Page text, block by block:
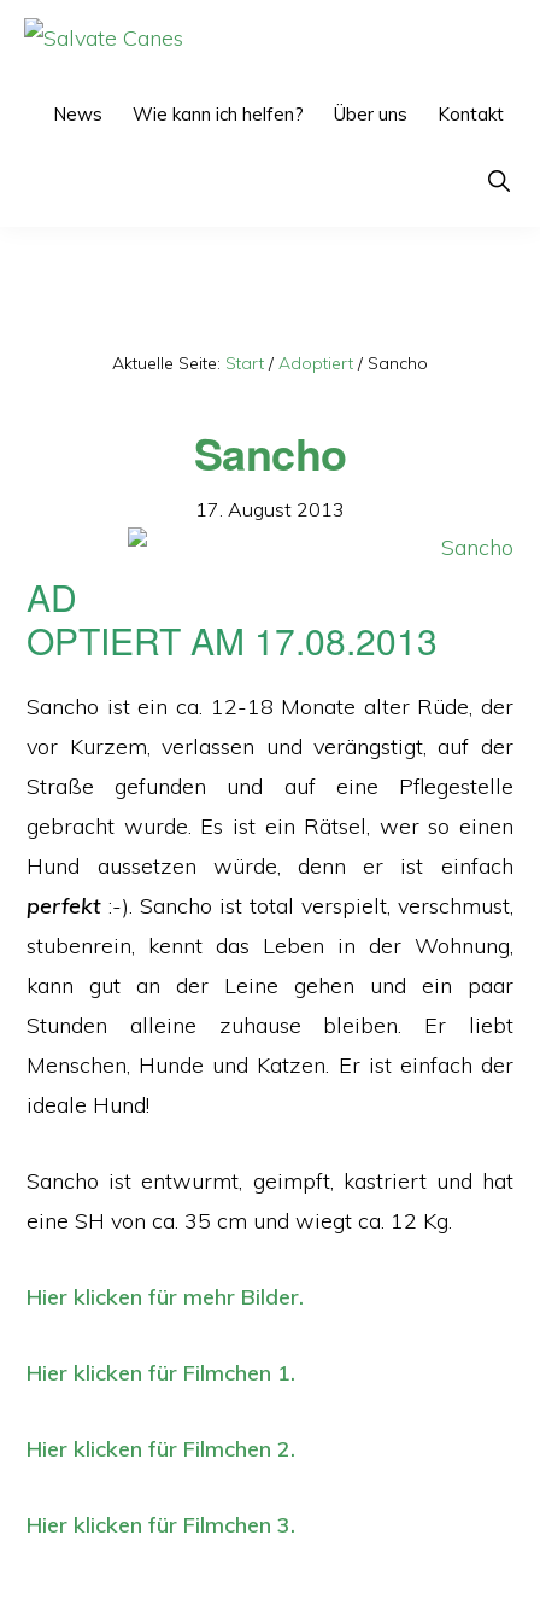
Zur
Zum
News Wie kann ich helfen? Über uns Kontakt
Show
Aktuelle Seite: Start / Adoptiert / Sancho
Sancho
17. August 2013
AD
OPTIERT AM 17.08.2013
Sancho ist ein ca. 12-18 Monate alter Rüde, der
vor Kurzem, verlassen und verängstigt, auf der
Straße gefunden und auf eine Pflegestelle
gebracht wurde. Es ist ein Rätsel, wer so einen
Hund aussetzen würde, denn er ist einfach
perfekt :-). Sancho ist total verspielt, verschmust,
stubenrein, kennt das Leben in der Wohnung,
kann gut an der Leine gehen und ein paar
Stunden alleine zuhause bleiben. Er liebt
Menschen, Hunde und Katzen. Er ist einfach der
ideale Hund!
Sancho ist entwurmt, geimpft, kastriert und hat
eine SH von ca. 35 cm und wiegt ca. 12 Kg.
Hier klicken für mehr Bilder.
Hier klicken für Filmchen 1.
Hier klicken für Filmchen 2.
Hier klicken für Filmchen 3.